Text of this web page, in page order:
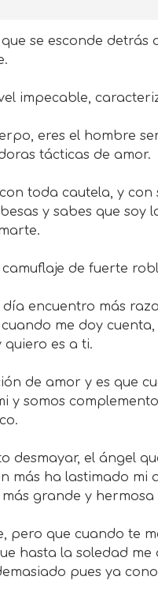
se esconde detrás
impecable,
eres el hombre
tácticas de amor.
toda cautela, y
y sabes que soy
de fuerte
encuentro más
me doy
quiero es a ti.
de amor y es que
somos
desmayar, el ángel
más ha lastimado mi
grande y hermosa
pero que cuando te
hasta la soledad
pues ya